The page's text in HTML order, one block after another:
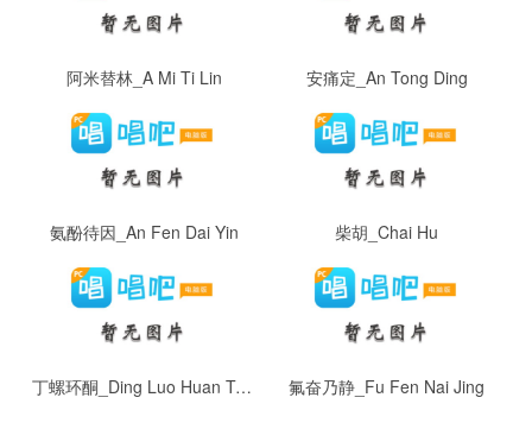
阿米替林_A Mi Ti Lin 安痛定_An Tong Ding
氨酚待因_An Fen Dai Yin 柴胡_Chai Hu
丁螺环酮_Ding Luo Huan Tong 氟奋乃静_Fu Fen Nai Jing